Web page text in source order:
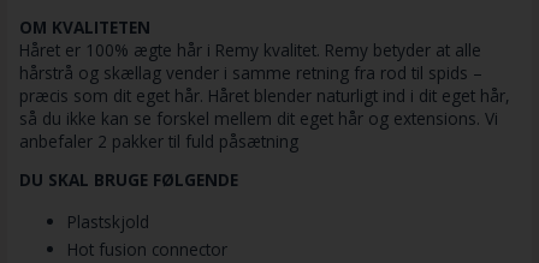
OM KVALITETEN
Håret er 100% ægte hår i Remy kvalitet. Remy betyder at alle
hårstrå og skællag vender i samme retning fra rod til spids –
præcis som dit eget hår. Håret blender naturligt ind i dit eget hår,
så du ikke kan se forskel mellem dit eget hår og extensions. Vi
anbefaler 2 pakker til fuld påsætning
DU SKAL BRUGE FØLGENDE
Plastskjold
Hot fusion connector